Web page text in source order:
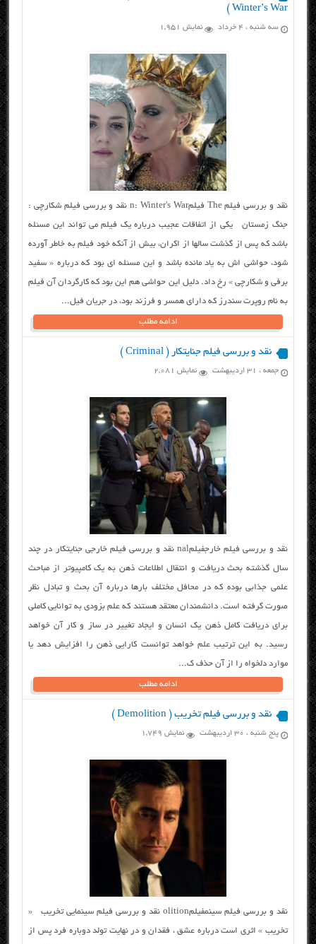
Winter’s War )
سه شنبه ، ۴ خرداد نمایش 1,951
نقد و بررسی فیلم The فیلمn: Winter's War نقد و بررسی فیلم شکارچی :
جنگ زمستان یکی از اتفاقات عجیب درباره یک فیلم می تواند این مسئله
باشد که پس از گذشت سالها از اکران، بیش از آنکه خود فیلم به خاطر آورده
شود، حواشی اش به یاد مانده باشد و این مسئله ای بود که درباره « سفید
برفی و شکارچی » رخ داد. دلیل این حواشی هم این بود که کارگردان آن فیلم
به نام روپرت سندرز که دارای همسر و فرزند بود، در جریان فیل...
ادامه مطلب
نقد و بررسی فیلم جنایتکار ( Criminal )
جمعه ، ۳۱ اردیبهشت نمایش 2,081
نقد و بررسی فیلم خارجفیلمnal نقد و بررسی فیلم خارجی جنایتکار در چند
سال گذشته بحث دریافت و انتقال اطلاعات ذهن به یک کامپیوتر از مباحث
علمی جذابی بوده که در محافل مختلف بارها درباره آن بحث و تبادل نظر
صورت گرفته است. دانشمندان معتقد هستند که علم بزودی به توانایی کاملی
برای دریافت کامل ذهن یک انسان و ایجاد تغییر در ساز و کار آن خواهد
رسید. به این ترتیب علم خواهد توانست کارایی ذهن را افزایش دهد یا
موارد دلخواه را از آن حذف ک...
ادامه مطلب
نقد و بررسی فیلم تخریب ( Demolition )
پنج شنبه ، ۳۰ اردیبهشت نمایش 1,749
نقد و بررسی فیلم سینمفیلمolition نقد و بررسی فیلم سینمایی تخریب «
تخریب » اثری است درباره عشق ، فقدان و در نهایت تولد دوباره فرد پس از